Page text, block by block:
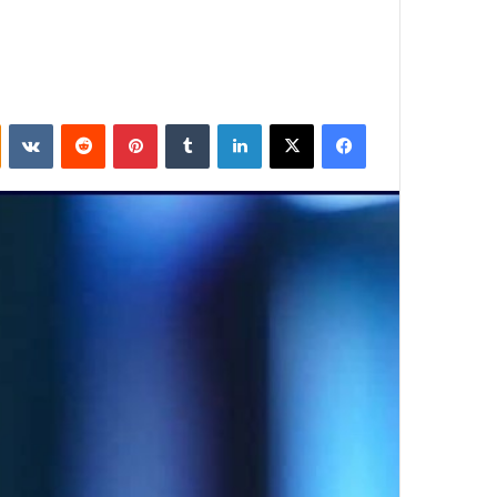
فيسبوك
‫X لينكدإن بينتيريست